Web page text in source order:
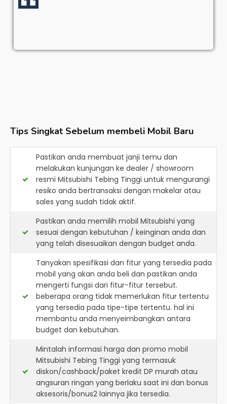
Tips Singkat Sebelum membeli Mobil Baru
Pastikan anda membuat janji temu dan
melakukan kunjungan ke dealer / showroom
resmi Mitsubishi Tebing Tinggi untuk mengurangi
resiko anda bertransaksi dengan makelar atau
sales yang sudah tidak aktif.
Pastikan anda memilih mobil Mitsubishi yang
sesuai dengan kebutuhan / keinginan anda dan
yang telah disesuaikan dengan budget anda.
Tanyakan spesifikasi dan fitur yang tersedia pada
mobil yang akan anda beli dan pastikan anda
mengerti fungsi dari fitur-fitur tersebut.
beberapa orang tidak memerlukan fitur tertentu
yang tersedia pada tipe-tipe tertentu. hal ini
membantu anda menyeimbangkan antara
budget dan kebutuhan.
Mintalah informasi harga dan promo mobil
Mitsubishi Tebing Tinggi yang termasuk
diskon/cashback/paket kredit DP murah atau
angsuran ringan yang berlaku saat ini dan bonus
aksesoris/bonus2 lainnya jika tersedia.